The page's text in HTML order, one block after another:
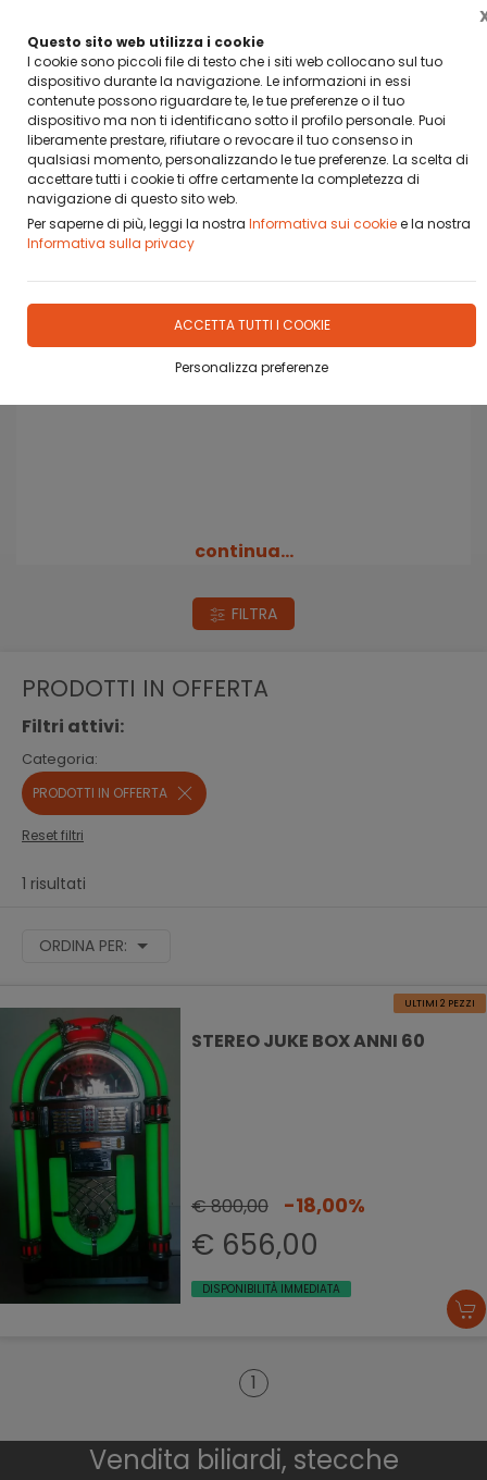
Questo sito web utilizza i cookie
I cookie sono piccoli file di testo che i siti web collocano sul tuo
dispositivo durante la navigazione. Le informazioni in essi
contenute possono riguardare te, le tue preferenze o il tuo
dispositivo ma non ti identificano sotto il profilo personale. Puoi
liberamente prestare, rifiutare o revocare il tuo consenso in
qualsiasi momento, personalizzando le tue preferenze. La scelta di
accettare tutti i cookie ti offre certamente la completezza di
navigazione di questo sito web.
Per saperne di più, leggi la nostra Informativa sui cookiee la nostra
Informativa sulla privacy
ACCETTA TUTTI I COOKIE
Personalizza preferenze
DA OGGI PUOI PAGARE CON BANCA SELLA PAY BY LINK
Home Prodotti PRODOTTI IN OFFERTA
continua...
FILTRA
PRODOTTI IN OFFERTA
Filtri attivi:
Categoria:
PRODOTTI IN OFFERTA
Reset filtri
1 risultati
ORDINA PER:
ULTIMI 2 PEZZI
STEREO JUKE BOX ANNI 60
€ 800,00 -18,00%
€ 656,00
DISPONIBILITÀ IMMEDIATA
1
Vendita biliardi, stecche